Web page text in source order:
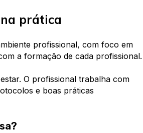
prática
profissional, com foco em
a formação de cada profissional.
O profissional trabalha com
e boas práticas